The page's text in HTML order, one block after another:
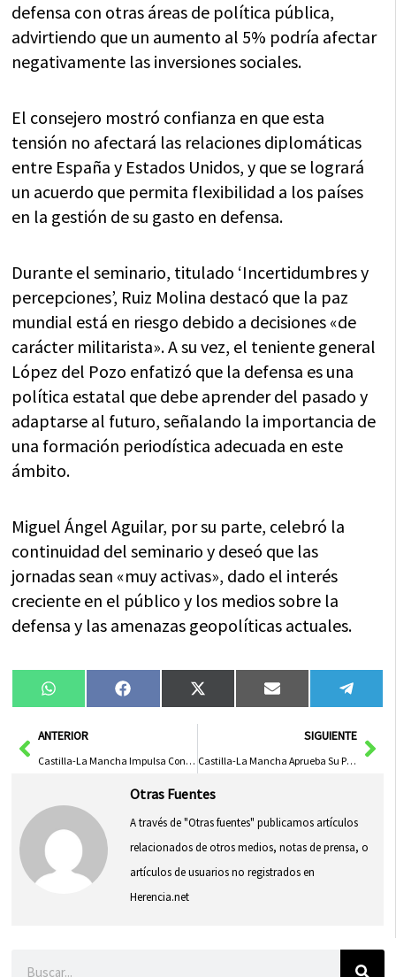
defensa con otras áreas de política pública,
advirtiendo que un aumento al 5% podría afectar
negativamente las inversiones sociales.
El consejero mostró confianza en que esta
tensión no afectará las relaciones diplomáticas
entre España y Estados Unidos, y que se logrará
un acuerdo que permita flexibilidad a los países
en la gestión de su gasto en defensa.
Durante el seminario, titulado ‘Incertidumbres y
percepciones’, Ruiz Molina destacó que la paz
mundial está en riesgo debido a decisiones «de
carácter militarista». A su vez, el teniente general
López del Pozo enfatizó que la defensa es una
política estatal que debe aprender del pasado y
adaptarse al futuro, señalando la importancia de
una formación periodística adecuada en este
ámbito.
Miguel Ángel Aguilar, por su parte, celebró la
continuidad del seminario y deseó que las
jornadas sean «muy activas», dado el interés
creciente en el público y los medios sobre la
defensa y las amenazas geopolíticas actuales.
Compartir
en
WhatsAppCompartir
en
FacebookCompartir
en
X
(Twitter)
Compartir
en
Email
en
AntANTERIOR
Castilla-La Mancha Impulsa Convenios Empresariales para la Diversidad LGTBI y Lanza Distintivo de Excelencia
SIGUIENTE
Castilla-La Mancha Aprueba Su Propia Ley de Industria Independiente
Otras Fuentes
A través de "Otras fuentes" publicamos artículos
relacionados de otros medios, notas de prensa, o
artículos de usuarios no registrados en
Herencia.net